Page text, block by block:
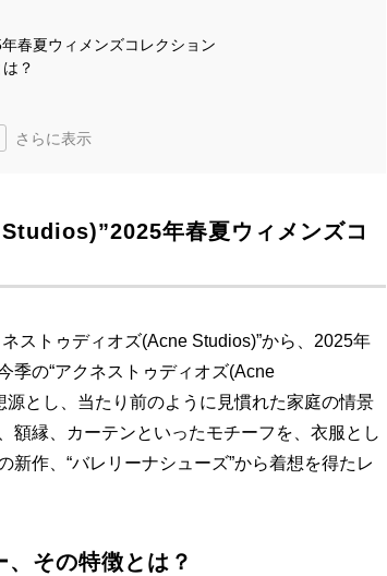
春夏ウィメンズコレクション
？
さらに表示
年春夏ウィメンズコ
ストゥディオズ(Acne Studios)”から、2025年
季の“アクネストゥディオズ(Acne
源とし、当たり前のように見慣れた家庭の情景
額縁、カーテンといったモチーフを、衣服とし
作、“バレリーナシューズ”から着想を得たレ
その特徴とは？